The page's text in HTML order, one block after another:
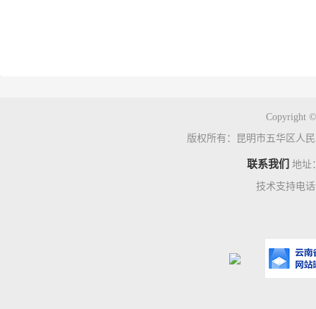
Copyright
版权所有：昆明市五华区人
联系我们 地址
技术支持电